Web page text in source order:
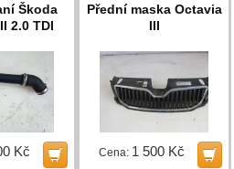
Škoda
2.0 TDI
Kč
Přední maska Octavia
III
Cena: 1 500 Kč